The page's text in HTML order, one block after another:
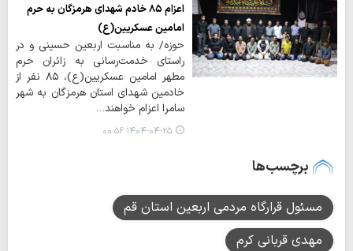
اعزام ۸۵ خادم شهدای هرمزگان به حرم
امامین عسکریین(ع)
حوزه/ به مناسبت اربعین حسینی و در
راستای خدمت‌رسانی به زائران حرم
مطهر امامین عسکریین(ع)، ۸۵ نفر از
خادمین شهدای استان هرمزگان به شهر
سامرا اعزام خواهند…
۱۴۰۴-۰۴-۲۵ ۰۰:۵۶
برچسب‌ها
مسئول قرارگاه مردمی اربعین استان قم
مهدی قربانی کرم